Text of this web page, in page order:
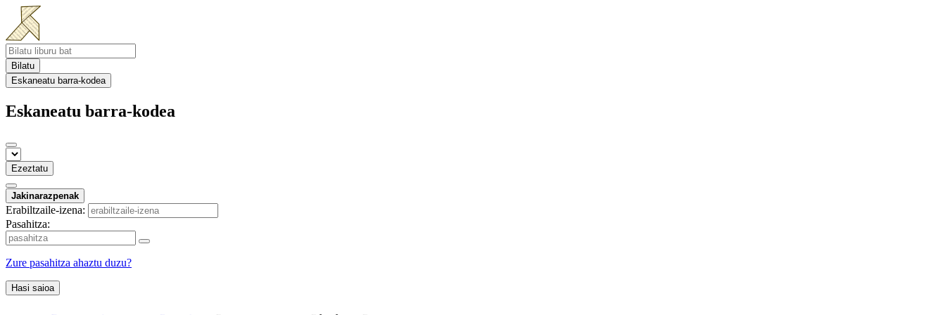
Bilatu
Eskaneatu barra-kodea
Eskaneatu barra-kodea
Ezeztatu
Jakinarazpenak
Erabiltzaile-izena:
Pasahitza:
Zure pasahitza ahaztu duzu?
Hasi saioa